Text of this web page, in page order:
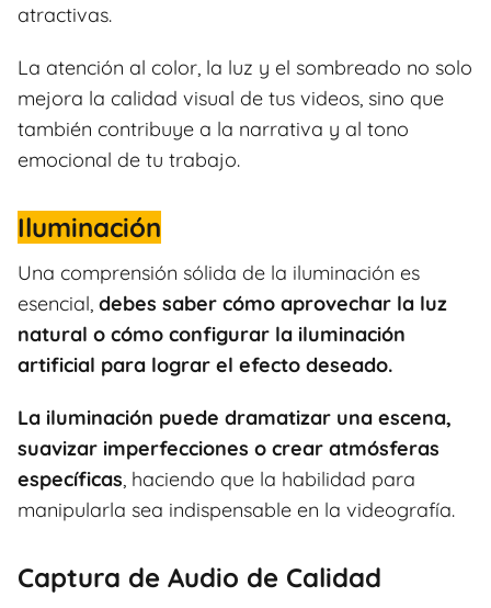
atractivas.
La atención al color, la luz y el sombreado no solo
mejora la calidad visual de tus videos, sino que
también contribuye a la narrativa y al tono
emocional de tu trabajo.
Iluminación
Una comprensión sólida de la iluminación es
esencial, debes saber cómo aprovechar la luz
natural o cómo configurar la iluminación
artificial para lograr el efecto deseado.
La iluminación puede dramatizar una escena,
suavizar imperfecciones o crear atmósferas
específicas, haciendo que la habilidad para
manipularla sea indispensable en la videografía.
Captura de Audio de Calidad